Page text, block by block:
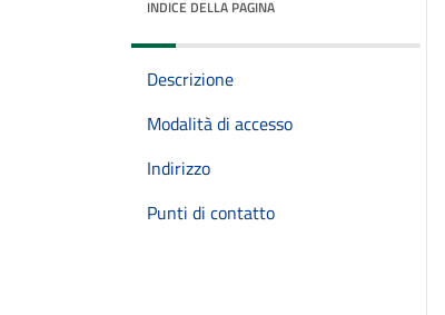
INDICE DELLA PAGINA
Descrizione
Modalità di accesso
Indirizzo
Punti di contatto